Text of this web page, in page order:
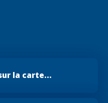
la carte...